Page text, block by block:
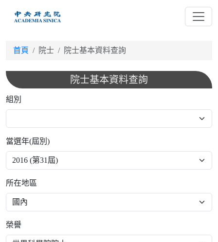
首頁 院士 院士基本資料查詢
院士基本資料查詢
組別
當選年(屆別)
所在地區
榮譽